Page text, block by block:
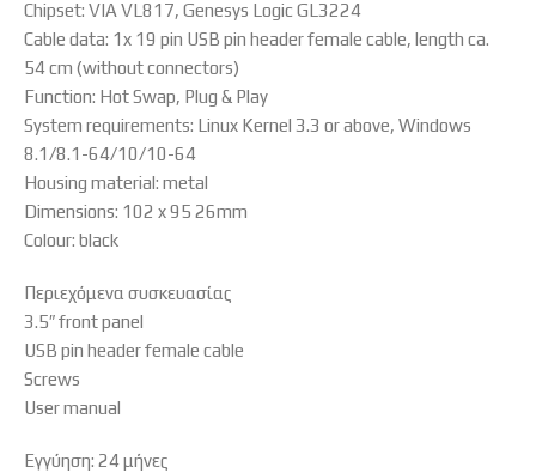
Chipset: VIA VL817, Genesys Logic GL3224
Cable data: 1x 19 pin USB pin header female cable, length ca.
54 cm (without connectors)
Function: Hot Swap, Plug & Play
System requirements: Linux Kernel 3.3 or above, Windows
8.1/8.1-64/10/10-64
Housing material: metal
Dimensions: 102 x 95 26mm
Colour: black
Περιεχόμενα συσκευασίας
3.5″ front panel
USB pin header female cable
Screws
User manual
Εγγύηση: 24 μήνες